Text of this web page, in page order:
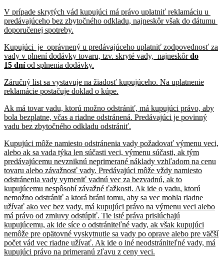
V prípade skrytých vád kupujúci má právo uplatniť reklamáciu u
predávajúceho bez zbytočného odkladu, najneskôr však do dátumu
doporučenej spotreby.
Kupujúci je oprávnený u predávajúceho uplatniť zodpovednosť za
vady v plnení dodávky tovaru, tzv. skryté vady, najneskôrdo
15 dníod splnenia dodávky.
Záručný list sa vystavuje na žiadosť kupujúceho. Na uplatnenie
reklamácie postačuje doklad o kúpe.
Ak má tovar vadu, ktorú možno odstrániť, má kupujúci právo, aby
bola bezplatne, včas a riadne odstránená. Predávajúci je povinný
vadu bez zbytočného odkladu odstrániť.
Kupujúci môže namiesto odstránenia vady požadovať výmenu veci,
alebo ak sa vada týka len súčasti veci, výmenu súčasti, ak tým
predávajúcemu nevzniknú neprimerané náklady vzhľadom na cenu
tovaru alebo závažnosť vady. Predávajúci môže vždy namiesto
odstránenia vady vymeniť vadnú vec za bezvadnú, ak to
kupujúcemu nespôsobí závažné ťažkosti. Ak ide o vadu, ktorú
nemožno odstrániť a ktorá bráni tomu, aby sa vec mohla riadne
užívať ako vec bez vady, má kupujúci právo na výmenu veci alebo
má právo od zmluvy odstúpiť. Tie isté práva prislúchajú
kupujúcemu, ak ide síce o odstrániteľné vady, ak však kupujúci
nemôže pre opätovné vyskytnutie sa vady po oprave alebo pre väčší
počet vád vec riadne užívať. Ak ide o iné neodstrániteľné vady, má
kupujúci právo na primeranú zľavu z ceny veci.